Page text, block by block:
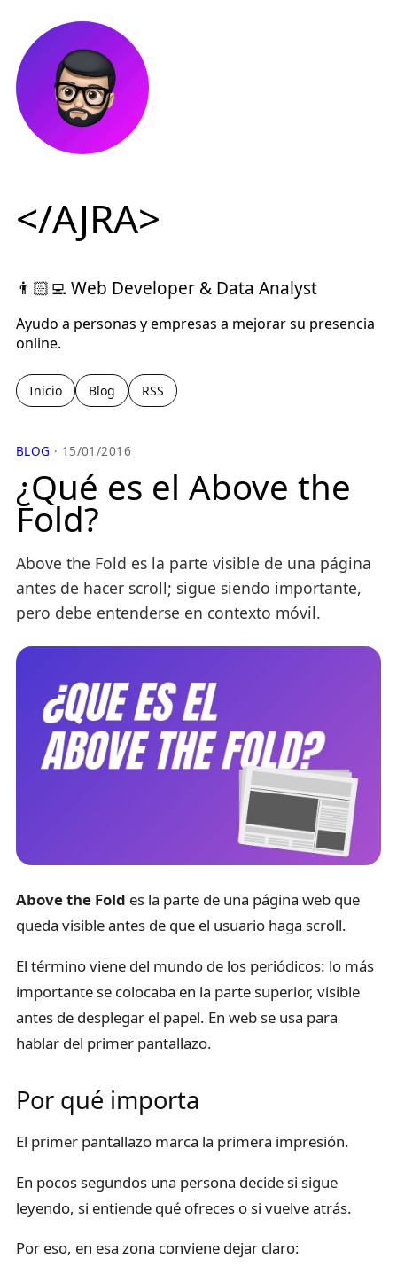
</AJRA>
👨🏻‍💻 Web Developer & Data Analyst
Ayudo a personas y empresas a mejorar su presencia
online.
Inicio Blog RSS
BLOG · 15/01/2016
¿Qué es el Above the
Fold?
Above the Fold es la parte visible de una página
antes de hacer scroll; sigue siendo importante,
pero debe entenderse en contexto móvil.
Above the Fold es la parte de una página web que
queda visible antes de que el usuario haga scroll.
El término viene del mundo de los periódicos: lo más
importante se colocaba en la parte superior, visible
antes de desplegar el papel. En web se usa para
hablar del primer pantallazo.
Por qué importa
El primer pantallazo marca la primera impresión.
En pocos segundos una persona decide si sigue
leyendo, si entiende qué ofreces o si vuelve atrás.
Por eso, en esa zona conviene dejar claro: